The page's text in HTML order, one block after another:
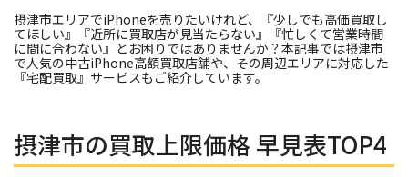
摂津市エリアでiPhoneを売りたいけれど、『少しでも高価買取し
てほしい』『近所に買取店が見当たらない』『忙しくて営業時間
に間に合わない』とお困りではありませんか？本記事では摂津市
で人気の中古iPhone高額買取店舗や、その周辺エリアに対応した
『宅配買取』サービスもご紹介しています。
摂津市の買取上限価格 早見表TOP4